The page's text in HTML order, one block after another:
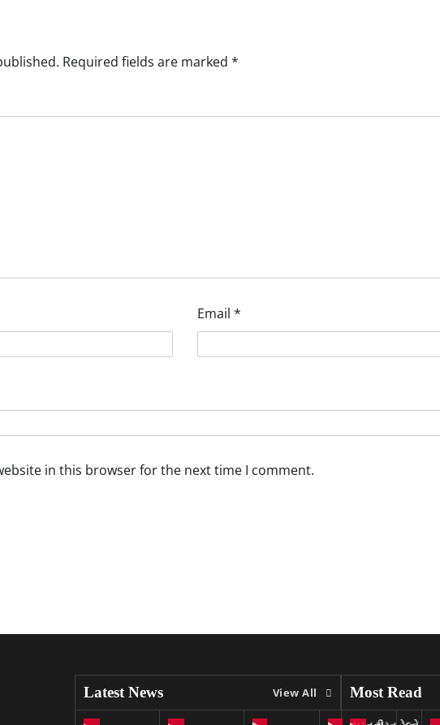
Required fields are marked *
Email *
in this browser for the next time I comment.
Latest News View All Most Read